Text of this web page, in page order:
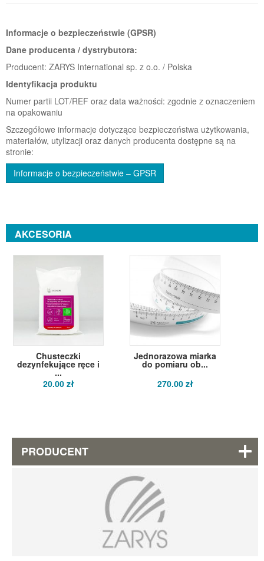
Informacje o bezpieczeństwie (GPSR)
Dane producenta / dystrybutora:
Producent: ZARYS International sp. z o.o. / Polska
Identyfikacja produktu
Numer partii LOT/REF oraz data ważności: zgodnie z oznaczeniem
na opakowaniu
Szczegółowe informacje dotyczące bezpieczeństwa użytkowania,
materiałów, utylizacji oraz danych producenta dostępne są na
stronie:
Informacje o bezpieczeństwie – GPSR
AKCESORIA
Chusteczki
dezynfekujące ręce i
...
20.00 zł
Jednorazowa miarka
do pomiaru ob...
270.00 zł
PRODUCENT